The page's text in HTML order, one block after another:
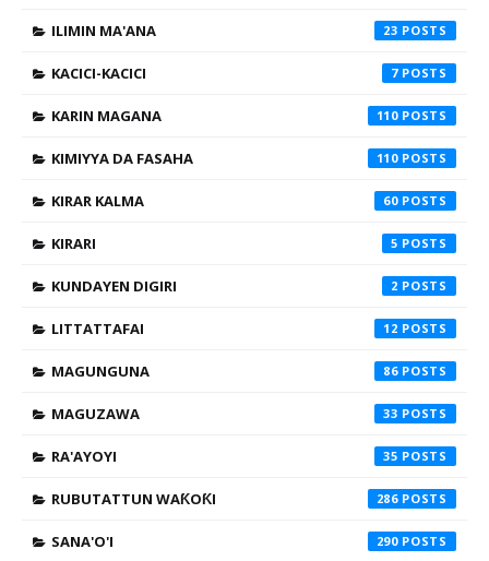
ILIMIN MA'ANA 23
KACICI-KACICI 7
KARIN MAGANA 110
KIMIYYA DA FASAHA 110
KIRAR KALMA 60
KIRARI 5
KUNDAYEN DIGIRI 2
LITTATTAFAI 12
MAGUNGUNA 86
MAGUZAWA 33
RA'AYOYI 35
RUBUTATTUN WAƘOƘI 286
SANA'O'I 290